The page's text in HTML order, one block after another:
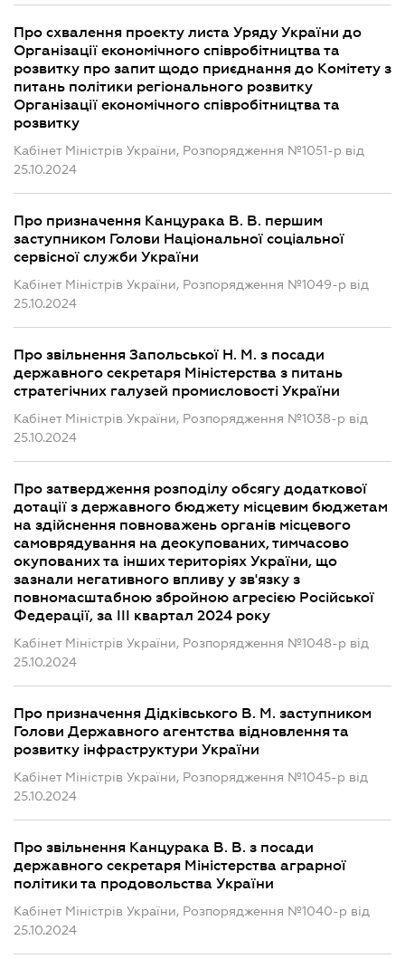
Про схвалення проекту листа Уряду України до
Організації економічного співробітництва та
розвитку про запит щодо приєднання до Комітету з
питань політики регіонального розвитку
Організації економічного співробітництва та
розвитку
Кабінет Міністрів України, Розпорядження №1051-р від
25.10.2024
Про призначення Канцурака В. В. першим
заступником Голови Національної соціальної
сервісної служби України
Кабінет Міністрів України, Розпорядження №1049-р від
25.10.2024
Про звільнення Запольської Н. М. з посади
державного секретаря Міністерства з питань
стратегічних галузей промисловості України
Кабінет Міністрів України, Розпорядження №1038-р від
25.10.2024
Про затвердження розподілу обсягу додаткової
дотації з державного бюджету місцевим бюджетам
на здійснення повноважень органів місцевого
самоврядування на деокупованих, тимчасово
окупованих та інших територіях України, що
зазнали негативного впливу у зв'язку з
повномасштабною збройною агресією Російської
Федерації, за III квартал 2024 року
Кабінет Міністрів України, Розпорядження №1048-р від
25.10.2024
Про призначення Дідківського В. М. заступником
Голови Державного агентства відновлення та
розвитку інфраструктури України
Кабінет Міністрів України, Розпорядження №1045-р від
25.10.2024
Про звільнення Канцурака В. В. з посади
державного секретаря Міністерства аграрної
політики та продовольства України
Кабінет Міністрів України, Розпорядження №1040-р від
25.10.2024